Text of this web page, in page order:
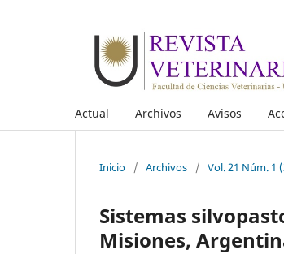
Actual Archivos Avisos
Inicio / Archivos / Vol. 21 Núm. 1
Sistemas
Misiones,